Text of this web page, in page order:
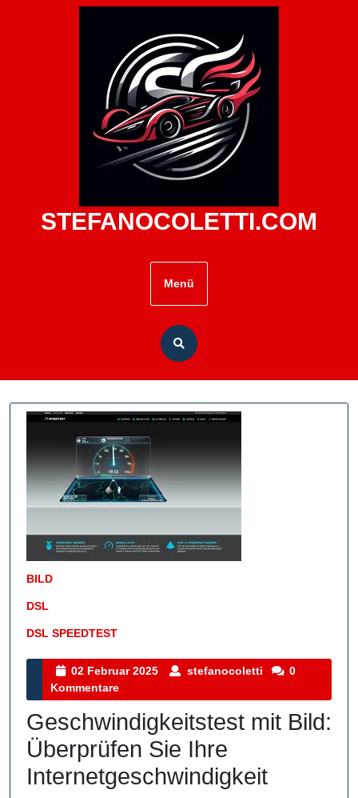
STEFANOCOLETTI.COM
Menü
BILD
DSL
DSL SPEEDTEST
Kategorie
02 Februar 2025
02
2025
stefanocoletti stefanocoletti
0
Kommentare
Geschwindigkeitstest mit Bild:
Überprüfen Sie Ihre
Internetgeschwindigkeit